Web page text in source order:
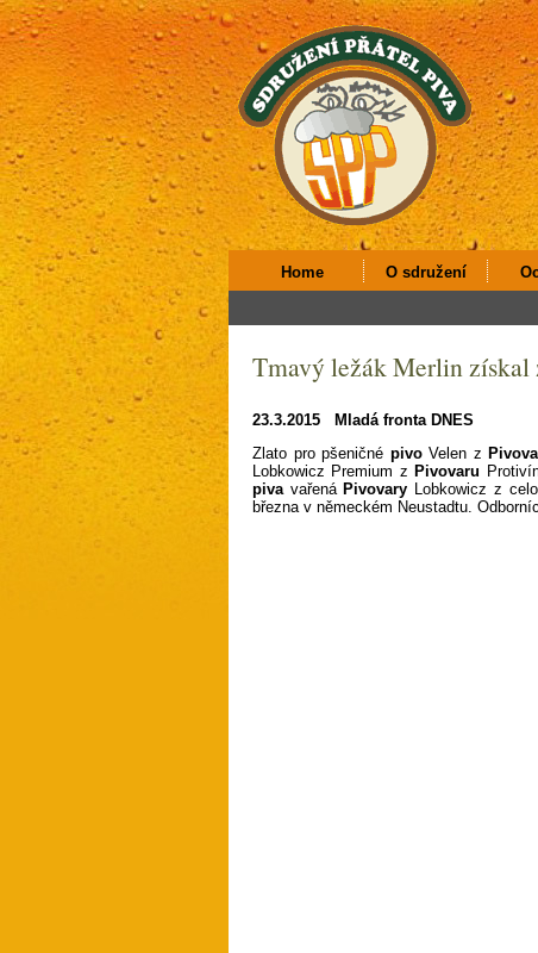
Home O sdružení
Tmavý ležák Merlin získal
23.3.2015 Mladá fronta DNES
Zlato pro pšeničné pivoVelen z
Lobkowicz Premium z Pivovaru
piva vařená Pivovary Lobkowicz z
března v německém Neustadtu.